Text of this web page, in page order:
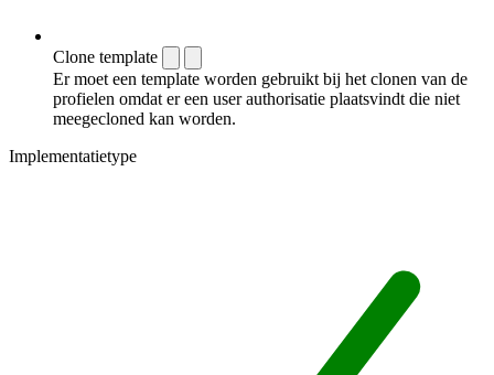
Clone template
Er moet een template worden gebruikt bij het clonen van de
profielen omdat er een user authorisatie plaatsvindt die niet
meegecloned kan worden.
Implementatietype